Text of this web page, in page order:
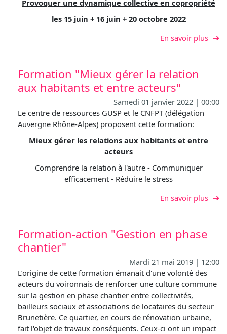
Provoquer une dynamique collective en copropriété
les 15 juin + 16 juin + 20 octobre 2022
En savoir plussur
Formation "Mieux gérer la relation
aux habitants et entre acteurs"
Samedi 01 janvier 2022 | 00:00
Le centre de ressources GUSP et le CNFPT (délégation
Auvergne Rhône-Alpes) proposent cette formation:
Mieux gérer les relations aux habitants et entre
acteurs
Comprendre la relation à l'autre - Communiquer
efficacement - Réduire le stress
En savoir plussur
Formation-action "Gestion en phase
chantier"
Mardi 21 mai 2019 | 12:00
L’origine de cette formation émanait d'une volonté des
acteurs du voironnais de renforcer une culture commune
sur la gestion en phase chantier entre collectivités,
bailleurs sociaux et associations de locataires du secteur
Brunetière. Ce quartier, en cours de rénovation urbaine,
fait l'objet de travaux conséquents. Ceux-ci ont un impact